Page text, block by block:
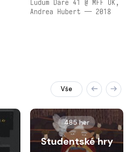
Ludum Dare 41 @ MFF UK,
Andrea Hubert — 2018
Vše
485 her
Studentské hry